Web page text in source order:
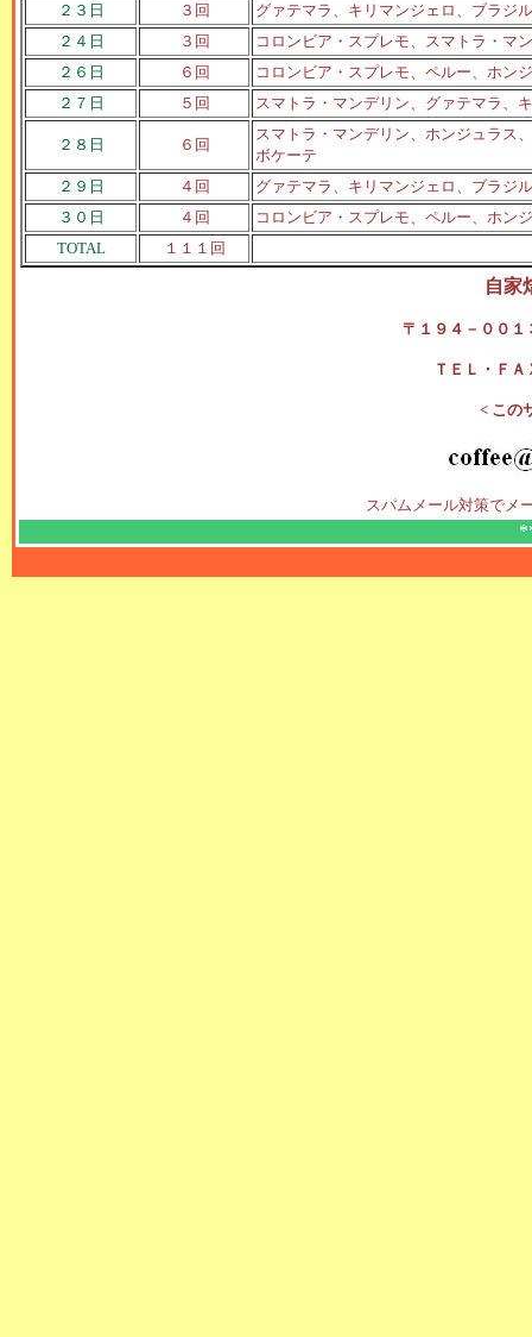
２３日
３回
グァテマラ、キリマンジェロ、ブラジ
２４日
３回
コロンビア・スプレモ、スマトラ・マ
２６日
６回
コロンビア・スプレモ、ペルー、ホン
２７日
５回 スマトラ・マンデリン、グァテマラ、
２８日 ６回
スマトラ・マンデリン、ホンジュラス
ボケーテ
２９日
４回
グァテマラ、キリマンジェロ、ブラジ
３０日
４回
コロンビア・スプレモ、ペルー、ホン
TOTAL
１１１回
自家
〒１９４－００１
ＴＥＬ・Ｆ
< この
スパムメール対策でメ